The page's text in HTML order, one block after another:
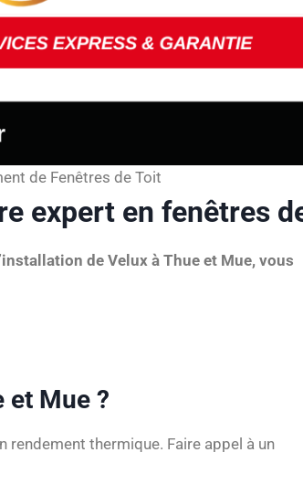
de Fenêtres de Toit
expert en fenêtres
de Velux à Thue et Mue, vous
et Mue ?
rendement thermique. Faire appel à un